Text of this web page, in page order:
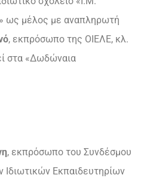
ως μέλος με αναπληρωτή
, εκπρόσωπο της ΟΙΕΛΕ, κλ.
στα «Δωδώναια
, εκπρόσωπο του Συνδέσμου
Ιδιωτικών Εκπαιδευτηρίων